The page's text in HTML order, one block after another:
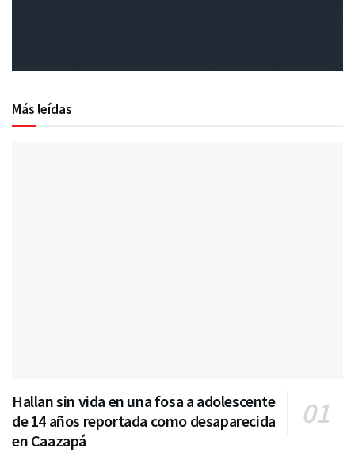
Más leídas
Hallan sin vida en una fosa a adolescente
de 14 años reportada como desaparecida
en Caazapá